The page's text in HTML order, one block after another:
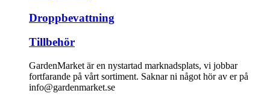
Droppbevattning
Tillbehör
GardenMarket är en nystartad marknadsplats, vi jobbar
fortfarande på vårt sortiment. Saknar ni något hör av er på
info@gardenmarket.se